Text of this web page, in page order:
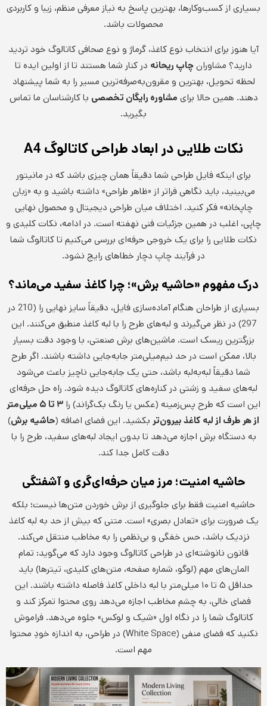
بسیاری از کسب‌وکارها، بهترین پاسخ به نیاز معرفی منظم، زیبا و کاربردی
محصولات باشد.
آیا هنوز برای انتخاب نوع کاغذ، گرماژ و نوع صحافی کاتالوگ خود تردید
دارید؟ مشاورانچاپ ریحانه در کنار شما هستند تا از اولین ایده تا
لحظه تحویل، بهترین و مقرون‌به‌صرفه‌ترین مسیر را به شما پیشنهاد
دهند. همین حالا برای مشاوره رایگان تخصصی با کارشناسان ما تماس
بگیرید.
نکات طلایی در ابعاد طراحی کاتالوگ
برای اینکه فایل طراحی شما دقیقاً همان چیزی باشد که در مانیتور
می‌بینید، باید نگاهی فراتر از «ظاهر طراحی» داشته باشید و به «زبان
چاپخانه» فکر کنید. اختلاف میان طراحی دیجیتال و محصول نهایی
چاپی، اغلب در همین جزئیات فنی نهفته است. در ادامه، نکات کلیدی و
نکات طلایی را برای یک خروجی حرفه‌ای بررسی می‌کنیم تا کاتالوگ شما
در فرآیند چاپ دچار خطاهای رایج نشود.
درک مفهوم «حاشیه برش»؛ چرا کاغذ سفید می‌ماند؟
بسیاری از طراحان هنگام آماده‌سازی فایل، دقیقاً سایز نهایی را (210 در
297) در نظر می‌گیرند و لبه‌های طرح را با لبه کاغذ منطبق می‌کنند. این
بزرگترین ریسک است. ماشین‌های برش صنعتی، با وجود دقت بسیار
بالا، ممکن است در حد نیم‌میلی‌متر جابه‌جایی داشته باشند. اگر طرح
شما دقیقاً لبه‌به‌لبه باشد، حتی یک جابه‌جایی ناچیز باعث می‌شود
لبه‌های سفید و زشتی در کناره‌های کاتالوگ دیده شود. راه حل حرفه‌ای
این است که طرح پس‌زمینه (عکس یا رنگ بک‌گراند) را
۳ تا ۵ میلی‌متر
از هر طرف از لبه کاغذ بیرون‌تر بکشید. این فضای اضافه (حاشیه برش)
به دستگاه برش اجازه می‌دهد تا بدون ایجاد لبه‌های سفید، طرح را با
دقت کامل جدا کند.
حاشیه امنیت؛ مرز میان حرفه‌ای‌گری و آشفتگی
حاشیه امنیت فقط برای جلوگیری از برش خوردن متن‌ها نیست؛ بلکه
یک ضرورت برای «تعادل بصری» است. متنی که بیش از حد به لبه کاغذ
نزدیک باشد، حس خفگی و بی‌نظمی را به مخاطب منتقل می‌کند.
قانون نانوشته‌ای در طراحی کاتالوگ وجود دارد که می‌گوید: تمام
المان‌های مهم (لوگو، شماره صفحه، متن‌های کلیدی، تیترها) باید
حداقل ۵ تا ۱۰ میلی‌متر با لبه داخلی کاغذ فاصله داشته باشند. این
فضای خالی، به چشم مخاطب اجازه می‌دهد روی محتوا تمرکز کند و
کاتالوگ شما را در نگاه اول «شیک و لوکس» جلوه می‌دهد. فراموش
نکنید که فضای منفی (White Space) در طراحی، به اندازه خودِ محتوا
مهم است.